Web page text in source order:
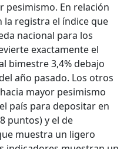
pesimismo. En relación
la registra el índice que
nacional para los
exactamente el
bimestre 3,4% debajo
año pasado. Los otros
mayor pesimismo
país para depositar en
puntos) y el de
muestra un ligero